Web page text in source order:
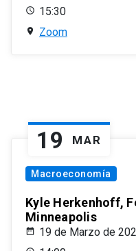
15:30
Zoom
19 MAR
Macroeconomía
Kyle Herkenhoff,
Minneapolis
19 de Marzo de